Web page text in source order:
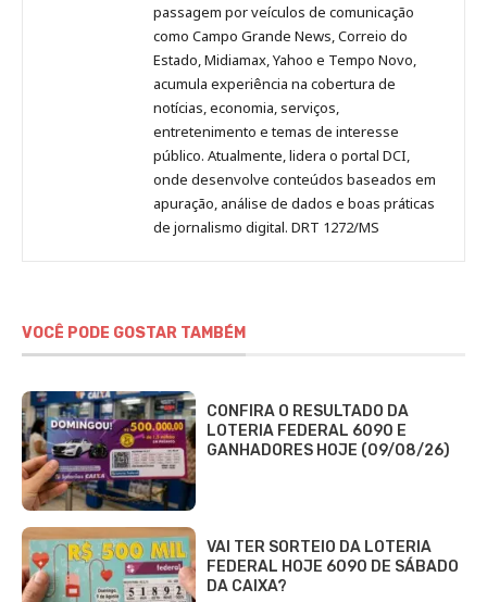
passagem por veículos de comunicação
como Campo Grande News, Correio do
Estado, Midiamax, Yahoo e Tempo Novo,
acumula experiência na cobertura de
notícias, economia, serviços,
entretenimento e temas de interesse
público. Atualmente, lidera o portal DCI,
onde desenvolve conteúdos baseados em
apuração, análise de dados e boas práticas
de jornalismo digital. DRT 1272/MS
VOCÊ PODE GOSTAR TAMBÉM
CONFIRA O RESULTADO DA
LOTERIA FEDERAL 6090 E
GANHADORES HOJE (09/08/26)
VAI TER SORTEIO DA LOTERIA
FEDERAL HOJE 6090 DE SÁBADO
DA CAIXA?